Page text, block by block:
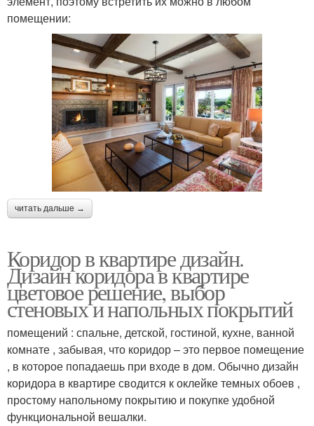
помещении:
читать дальше →
Коридор в квартире дизайн.
Дизайн коридора в квартире
цветовое решение, выбор
стеновых и напольных покрытий
помещений : спальне, детской, гостиной, кухне, ванной
комнате , забывая, что коридор – это первое помещение
, в которое попадаешь при входе в дом. Обычно дизайн
коридора в квартире сводится к оклейке темных обоев ,
простому напольному покрытию и покупке удобной
функциональной вешалки.